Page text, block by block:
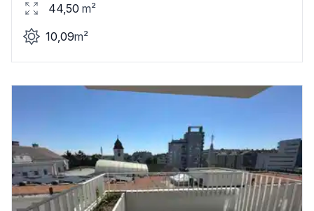
44,50 m²
10,09m²